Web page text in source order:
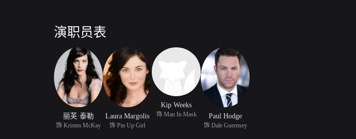
演职员表
丽芙·泰勒
饰 Kristen McKay
Laura Margolis
饰 Pin Up Girl
Kip Weeks
饰 Man In Mask Paul Hodge
饰 Dale Guernsey